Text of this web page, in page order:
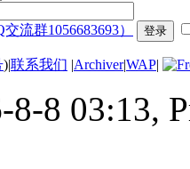
流群1056683693）
登录
)|联系我们 |Archiver|WAP|
8-8 03:13,